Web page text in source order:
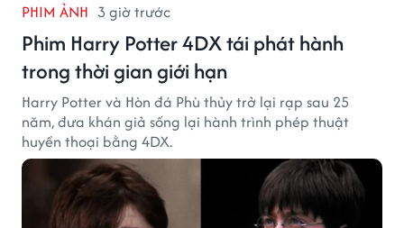
PHIM ẢNH 3 giờ trước
Phim Harry Potter 4DX tái phát hành
trong thời gian giới hạn
Harry Potter và Hòn đá Phù thủy trở lại rạp sau 25
năm, đưa khán giả sống lại hành trình phép thuật
huyền thoại bằng 4DX.